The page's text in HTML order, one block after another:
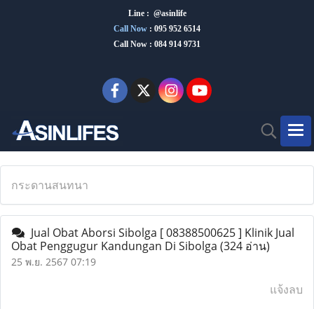
Line : @asinlife
Call Now : 095 952 6514
Call Now : 084 914 9731
กระดานสนทนา
Jual Obat Aborsi Sibolga [ 08388500625 ] Klinik Jual
Obat Penggugur Kandungan Di Sibolga (324 อ่าน)
25 พ.ย. 2567 07:19
แจ้งลบ